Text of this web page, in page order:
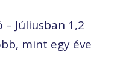
– Júliusban 1,2
mint egy éve